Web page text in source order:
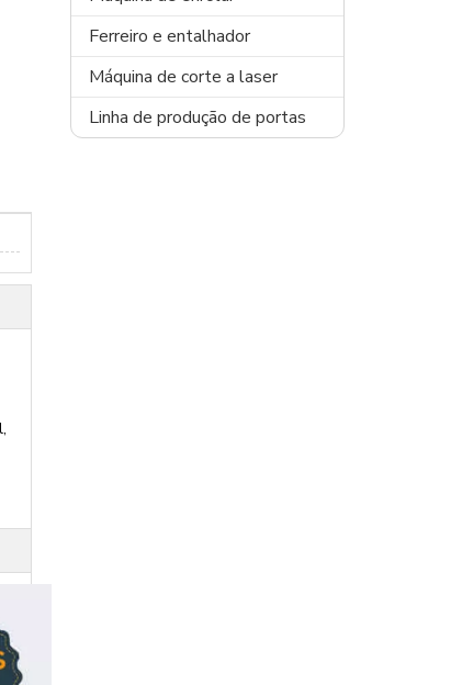
Ferreiro e entalhador
Máquina de corte a laser
Linha de produção de portas